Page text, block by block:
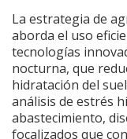
La estrategia de
aborda el uso
tecnologías
nocturna, que
hidratación del
análisis de estrés
abastecimiento,
focalizados que